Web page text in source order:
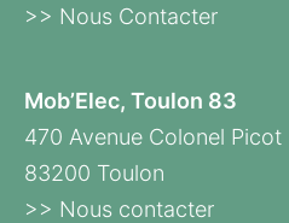
>> Nous Contacter
Mob’Elec, Toulon 83
470 Avenue Colonel Picot
83200 Toulon
>> Nous contacter